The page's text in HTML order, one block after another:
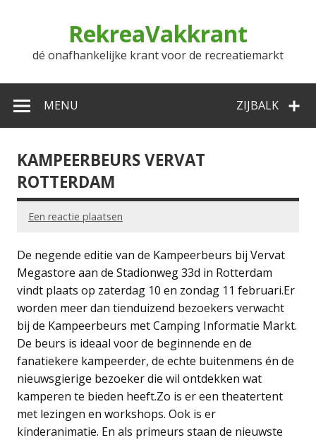
RekreaVakkrant
dé onafhankelijke krant voor de recreatiemarkt
ZIJBALK
MENU
KAMPEERBEURS VERVAT
ROTTERDAM
Een reactie plaatsen
De negende editie van de Kampeerbeurs bij Vervat
Megastore aan de Stadionweg 33d in Rotterdam
vindt plaats op zaterdag 10 en zondag 11 februari.Er
worden meer dan tienduizend bezoekers verwacht
bij de Kampeerbeurs met Camping Informatie Markt.
De beurs is ideaal voor de beginnende en de
fanatiekere kampeerder, de echte buitenmens én de
nieuwsgierige bezoeker die wil ontdekken wat
kamperen te bieden heeft.Zo is er een theatertent
met lezingen en workshops. Ook is er
kinderanimatie. En als primeurs staan de nieuwste